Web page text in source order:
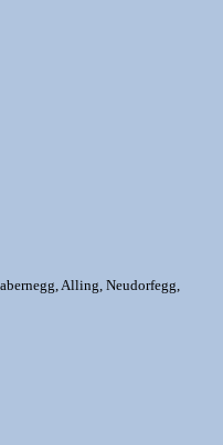
Alling, Neudorfegg,